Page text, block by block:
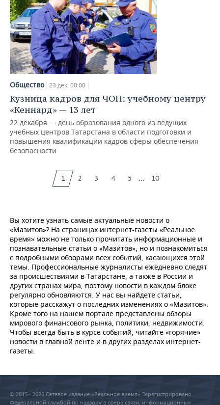
Общество 23 дек, 00:00
Кузница кадров для ЧОП: учебному центру
«Кеннард» — 13 лет
22 декабря — день образования одного из ведущих
учебных центров Татарстана в области подготовки и
повышения квалификации кадров сферы обеспечения
безопасности
1 2 3 4 5 ... 10
Вы хотите узнать самые актуальные новости о
«Мазитов»? На страницах интернет-газеты «Реальное
время» можно не только прочитать информационные и
познавательные статьи о «Мазитов», но и познакомиться
с подробными обзорами всех событий, касающихся этой
темы. Профессиональные журналисты ежедневно следят
за происшествиями в Татарстане, а также в России и
других странах мира, поэтому новости в каждом блоке
регулярно обновляются. У нас вы найдете статьи,
которые расскажут о последних изменениях о «Мазитов».
Кроме того на нашем портале представлены обзоры
мирового финансового рынка, политики, недвижимости.
Чтобы всегда быть в курсе событий, читайте «горячие»
новости в главной ленте и в других разделах интернет-
газеты.
© 2015 - 2026 Сетевое издание «Реальное время» Зарегистрировано
Федеральной службой по надзору в сфере связи, информационных